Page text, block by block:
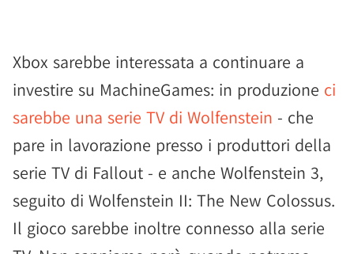
Xbox sarebbe interessata a continuare a
investire su MachineGames: in produzione ci
sarebbe una serie TV di Wolfenstein - che
pare in lavorazione presso i produttori della
serie TV di Fallout - e anche Wolfenstein 3,
seguito di Wolfenstein II: The New Colossus.
Il gioco sarebbe inoltre connesso alla serie